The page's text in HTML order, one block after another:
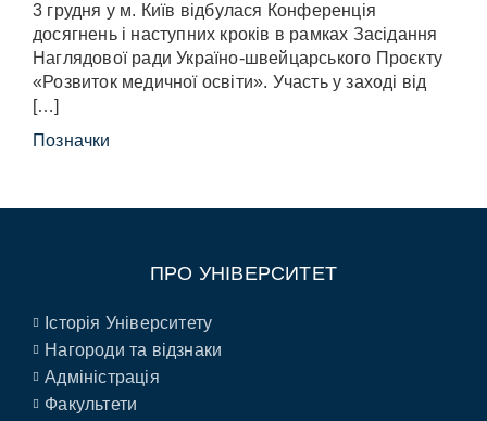
3 грудня у м. Київ відбулася Конференція
досягнень і наступних кроків в рамках Засідання
Наглядової ради Україно-швейцарського Проєкту
«Розвиток медичної освіти». Участь у заході від
[…]
Позначки
ПРО УНІВЕРСИТЕТ
Історія Університету
Нагороди та відзнаки
Адміністрація
Факультети